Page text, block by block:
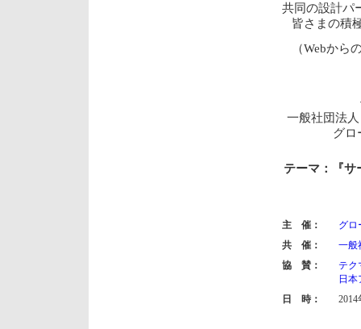
共同の設計パ
皆さまの積
（Webから
一般社団法
グロ
テーマ：『サ
主 催：
グロ
共 催：
一般
協 賛：
テク
日
日 時：